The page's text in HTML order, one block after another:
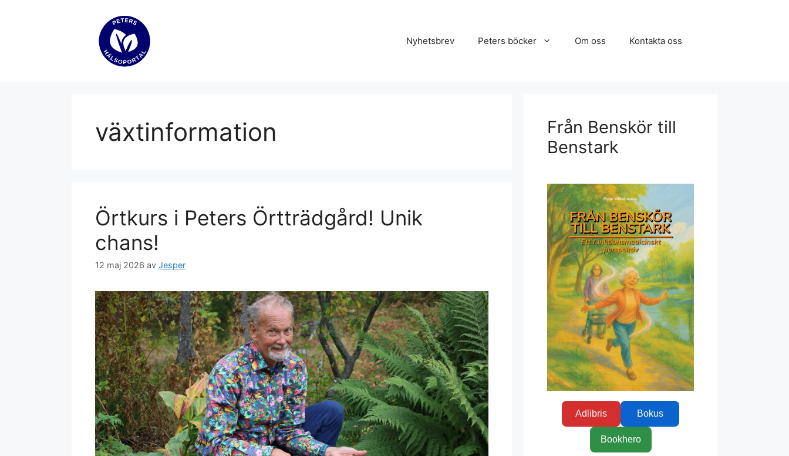
Nyhetsbrev Peters böcker Om oss Kontakta oss
växtinformation
Örtkurs i Peters Örtträdgård! Unik
chans!
12 maj 2026 av Jesper
Från Benskör till
Benstark
Adlibris Bokus
Bookhero